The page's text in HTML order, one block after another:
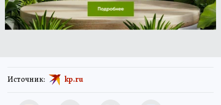
Источник: kp.ru